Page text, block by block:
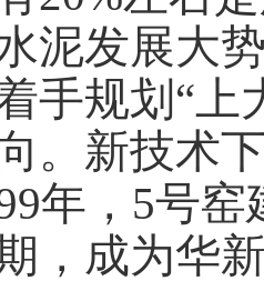
泥发展大
手规划“上
。新技术
年，5号
期，成为华